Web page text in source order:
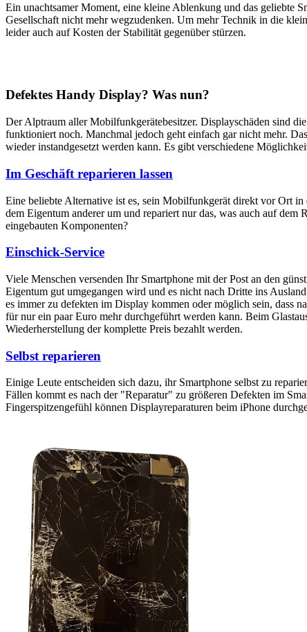
Ein unachtsamer Moment, eine kleine Ablenkung und das geliebte
Gesellschaft nicht mehr wegzudenken. Um mehr Technik in die
leider auch auf Kosten der Stabilität gegenüber stürzen.
Defektes Handy Display? Was nun?
Der Alptraum aller Mobilfunkgerätebesitzer. Displayschäden sind
funktioniert noch. Manchmal jedoch geht einfach gar nicht mehr.
wieder instandgesetzt werden kann. Es gibt verschiedene
Im Geschäft reparieren lassen
Eine beliebte Alternative ist es, sein Mobilfunkgerät direkt vor Ort in
dem Eigentum anderer um und repariert nur das, was auch auf
eingebauten Komponenten?
Einschick-Service
Viele Menschen versenden Ihr Smartphone mit der Post an den
Eigentum gut umgegangen wird und es nicht nach Dritte ins
es immer zu defekten im Display kommen oder möglich sein, dass
für nur ein paar Euro mehr durchgeführt werden kann. Beim
Wiederherstellung der komplette Preis bezahlt werden.
Selbst reparieren
Einige Leute entscheiden sich dazu, ihr Smartphone selbst zu
Fällen kommt es nach der "Reparatur" zu größeren Defekten im
Fingerspitzengefühl können Displayreparaturen beim iPhone